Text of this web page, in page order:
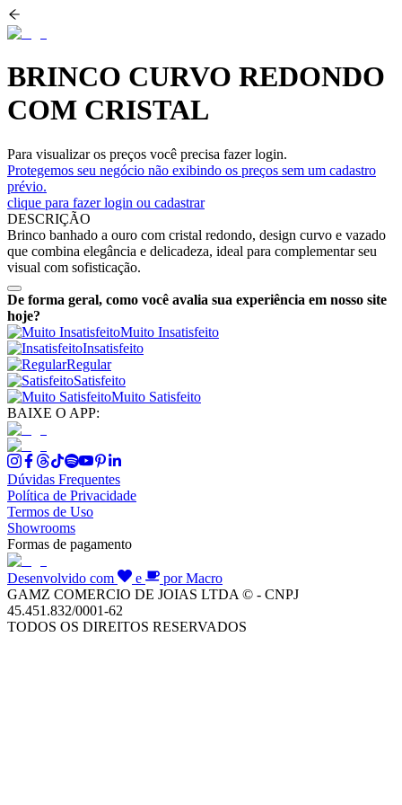
BRINCO CURVO REDONDO
COM CRISTAL
Para visualizar os preços você precisa fazer login.
Protegemos seu negócio não exibindo os preços sem um cadastro
prévio.
clique para fazer login ou cadastrar
DESCRIÇÃO
Brinco banhado a ouro com cristal redondo, design curvo e vazado
que combina elegância e delicadeza, ideal para complementar seu
visual com sofisticação.
De forma geral, como você avalia sua experiência em nosso site
hoje?
Muito Insatisfeito
Insatisfeito
Regular
Satisfeito
Muito Satisfeito
BAIXE O APP:
Dúvidas Frequentes
Política de Privacidade
Termos de Uso
Showrooms
Formas de pagamento
Desenvolvido com e
por Macro
GAMZ COMERCIO DE JOIAS LTDA © - CNPJ
45.451.832/0001-62
TODOS OS DIREITOS RESERVADOS